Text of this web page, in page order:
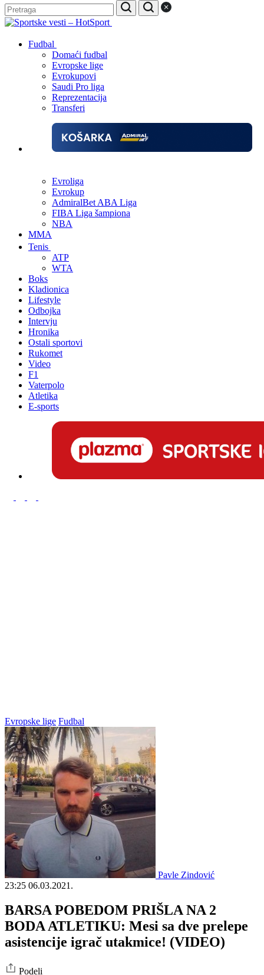
Fudbal
Domaći fudbal
Evropske lige
Evrokupovi
Saudi Pro liga
Reprezentacija
Transferi
Evroliga
Evrokup
AdmiralBet ABA Liga
FIBA Liga šampiona
NBA
MMA
Tenis
ATP
WTA
Boks
Kladionica
Lifestyle
Odbojka
Intervju
Hronika
Ostali sportovi
Rukomet
Video
F1
Vaterpolo
Atletika
E-sports
Evropske lige Fudbal
Pavle Zindović
23:25 06.03.2021.
BARSA POBEDOM PRIŠLA NA 2
BODA ATLETIKU: Mesi sa dve prelepe
asistencije igrač utakmice! (VIDEO)
Podeli